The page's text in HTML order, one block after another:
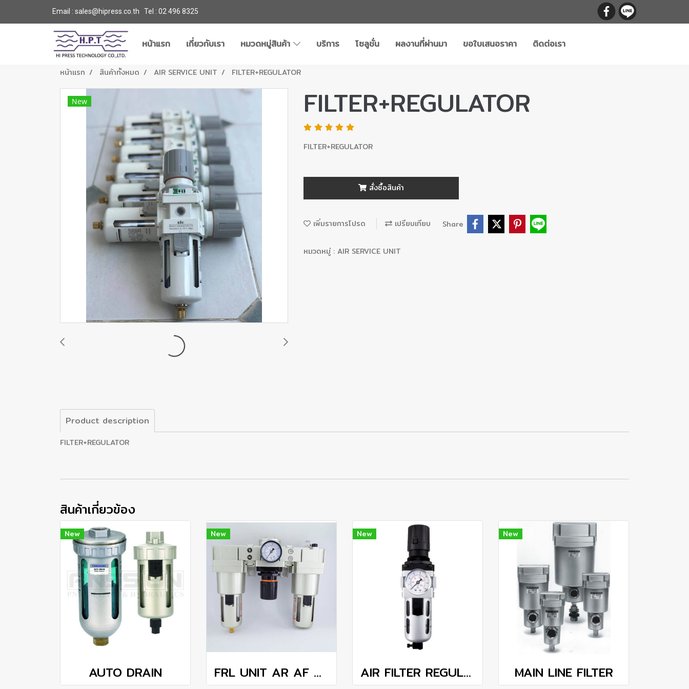
Email : sales@hipress.co.th Tel : 02 496 8325
หน้าแรก เกี่ยวกับเรา หมวดหมู่สินค้า บริการ โซลูชั่น ผลงานที่ผ่านมา ขอใบเสนอราคา ติดต่อเรา
หน้าแรก สินค้าทั้งหมด AIR SERVICE UNIT FILTER+REGULATOR
New FILTER+REGULATOR
FILTER+REGULATOR
สั่งซื้อสินค้า
เพิ่มรายการโปรด เปรียบเทียบ Share
หมวดหมู่ : AIR SERVICE UNIT
Product description
FILTER+REGULATOR
สินค้าเกี่ยวข้อง
New
AUTO DRAIN
New
FRL UNIT AR AF AL
New
AIR FILTER REGULATOR FRL UNIT 500x500
New
MAIN LINE FILTER